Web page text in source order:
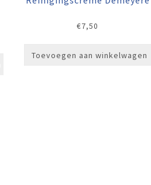
€7,50
Toevoegen aan winkelwagen